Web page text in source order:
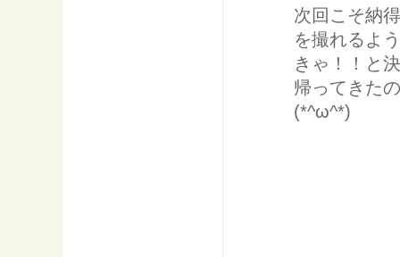
次回こそ納
を撮れるよ
きゃ！！と
帰ってきた
(*^ω^*)